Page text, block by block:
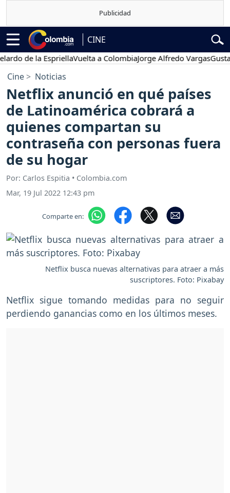
CINE
la EspriellaVuelta a ColombiaJorge Alfredo VargasGustavo
Cine Noticias
Netflix anunció en qué países
de Latinoamérica cobrará a
quienes compartan su
contraseña con personas fuera
de su hogar
Por: Carlos Espitia • Colombia.com
Mar, 19 Jul 2022 12:43 pm
Comparte en:
Netflix busca nuevas alternativas para atraer a más
suscriptores. Foto: Pixabay
Netflix sigue tomando medidas para no seguir
perdiendo ganancias como en los últimos meses.